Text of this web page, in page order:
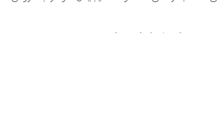
به کاربران کمک می‌کند تا زمان و هزینه‌های